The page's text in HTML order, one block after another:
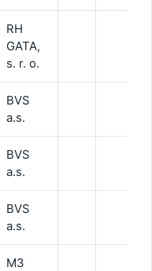
RH
GATA,
s. r. o.
BVS
a.s.
BVS
a.s.
BVS
a.s.
M3